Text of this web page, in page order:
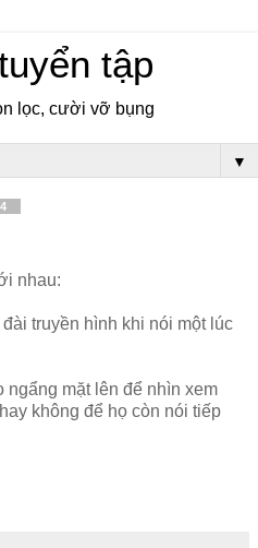
tập
lọc, cười vỡ bụng
▼
nhau:
truyền hình khi nói một lúc
ngẩng mặt lên để nhìn xem
không để họ còn nói tiếp